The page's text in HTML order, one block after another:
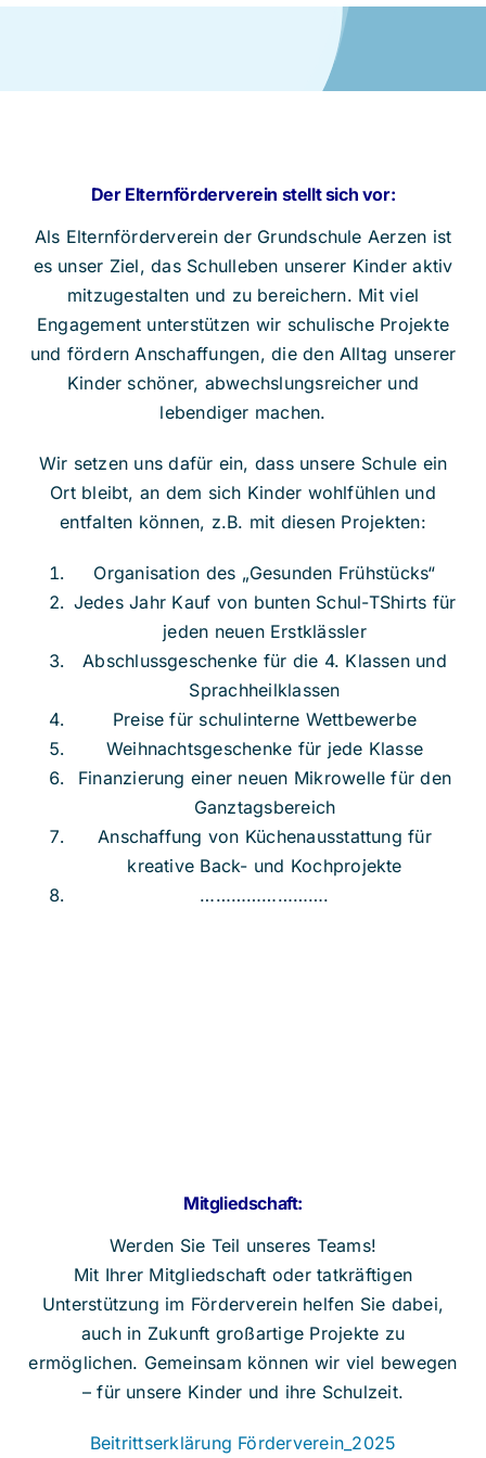
Der Elternförderverein stellt sich vor:
Als Elternförderverein der Grundschule Aerzen ist
es unser Ziel, das Schulleben unserer Kinder aktiv
mitzugestalten und zu bereichern. Mit viel
Engagement unterstützen wir schulische Projekte
und fördern Anschaffungen, die den Alltag unserer
Kinder schöner, abwechslungsreicher und
lebendiger machen.
Wir setzen uns dafür ein, dass unsere Schule ein
Ort bleibt, an dem sich Kinder wohlfühlen und
entfalten können, z.B. mit diesen Projekten:
Organisation des „Gesunden Frühstücks“
Jedes Jahr Kauf von bunten Schul-TShirts für
jeden neuen Erstklässler
Abschlussgeschenke für die 4. Klassen und
Sprachheilklassen
Preise für schulinterne Wettbewerbe
Weihnachtsgeschenke für jede Klasse
Finanzierung einer neuen Mikrowelle für den
Ganztagsbereich
Anschaffung von Küchenausstattung für
kreative Back- und Kochprojekte
…………………….
Mitgliedschaft:
Werden Sie Teil unseres Teams!
Mit Ihrer Mitgliedschaft oder tatkräftigen
Unterstützung im Förderverein helfen Sie dabei,
auch in Zukunft großartige Projekte zu
ermöglichen. Gemeinsam können wir viel bewegen
– für unsere Kinder und ihre Schulzeit.
Beitrittserklärung Förderverein_2025